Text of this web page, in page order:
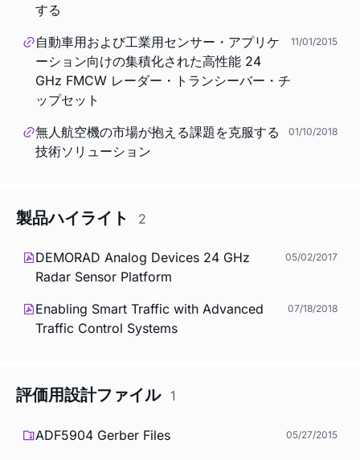
する
自動車用および工業用センサー・アプリケ
ーション向けの集積化された高性能 24
GHz FMCW レーダー・トランシーバー・チ
ップセット
11/01/2015
無人航空機の市場が抱える課題を克服する
技術ソリューション
01/10/2018
製品ハイライト 2
DEMORAD Analog Devices 24 GHz
Radar Sensor Platform
05/02/2017
Enabling Smart Traffic with Advanced
Traffic Control Systems
07/18/2018
評価用設計ファイル 1
ADF5904 Gerber Files 05/27/2015